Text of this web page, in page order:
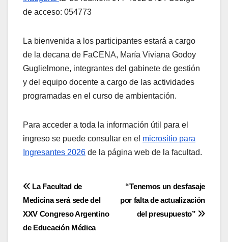
de acceso: 054773
La bienvenida a los participantes estará a cargo
de la decana de FaCENA, María Viviana Godoy
Guglielmone, integrantes del gabinete de gestión
y del equipo docente a cargo de las actividades
programadas en el curso de ambientación.
Para acceder a toda la información útil para el
ingreso se puede consultar en el micrositio para
Ingresantes 2026 de la página web de la facultad.
Navegación
de
entradas
“Tenemos un desfasaje
por falta de actualización
del presupuesto”
La Facultad de
Medicina será sede del
XXV Congreso Argentino
de Educación Médica